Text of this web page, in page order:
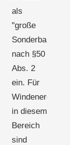
als
"große
Sonderbauten"
nach §50
Abs. 2
ein. Für
in diesem
Bereich
sind